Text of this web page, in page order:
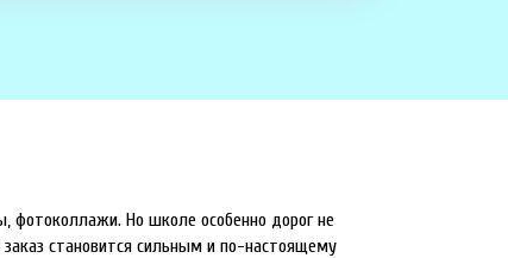
фотоколлажи. Но школе особенно дорог не
становится сильным и по-настоящему